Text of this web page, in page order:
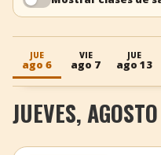
+ Añadir evento
JUE
ago 6
VIE
ago 7
JUE
ago 13
JUEVES,